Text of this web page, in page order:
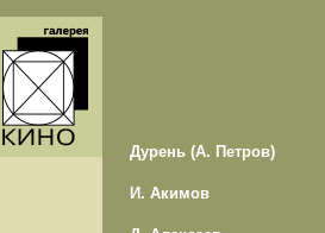
Дурень (А. Петров)
И. Акимов